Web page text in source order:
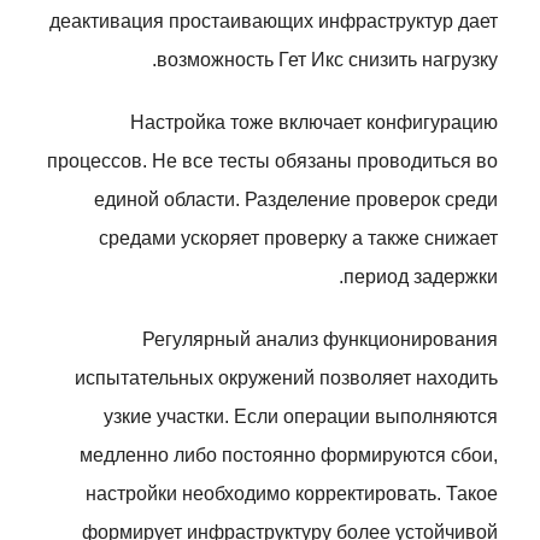
деактивация простаивающих инфраструктур дает
возможность Гет Икс снизить нагрузку.
Настройка тоже включает конфигурацию
процессов. Не все тесты обязаны проводиться во
единой области. Разделение проверок среди
средами ускоряет проверку а также снижает
период задержки.
Регулярный анализ функционирования
испытательных окружений позволяет находить
узкие участки. Если операции выполняются
медленно либо постоянно формируются сбои,
настройки необходимо корректировать. Такое
формирует инфраструктуру более устойчивой